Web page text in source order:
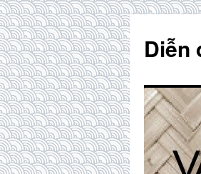
content
Diễn